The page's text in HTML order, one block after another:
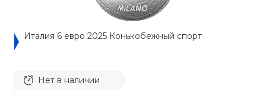
Италия 6 евро 2025 Конькобежный спорт
Нет в наличии